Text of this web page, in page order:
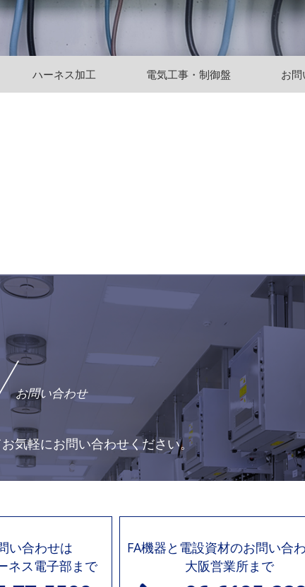
ハーネス加工 電気工事・制御盤 お
お問い合わせ
お気軽にお問い合わせください。
い合わせは
ネス電子部まで
FA機器と電設資材のお問い合
大阪営業所まで